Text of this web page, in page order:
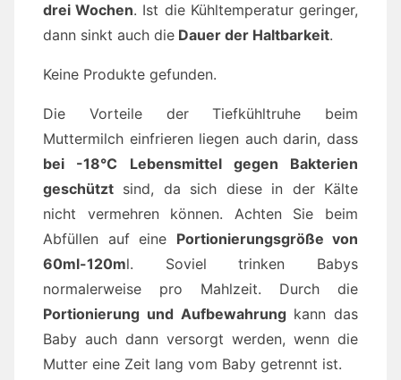
drei Wochen. Ist die Kühltemperatur geringer,
dann sinkt auch die Dauer der Haltbarkeit.
Keine Produkte gefunden.
Die Vorteile der Tiefkühltruhe beim
Muttermilch einfrieren liegen auch darin, dass
bei -18°C Lebensmittel gegen Bakterien
geschützt sind, da sich diese in der Kälte
nicht vermehren können. Achten Sie beim
Abfüllen auf eine Portionierungsgröße von
60ml-120ml. Soviel trinken Babys
normalerweise pro Mahlzeit. Durch die
Portionierung und Aufbewahrungkann das
Baby auch dann versorgt werden, wenn die
Mutter eine Zeit lang vom Baby getrennt ist.